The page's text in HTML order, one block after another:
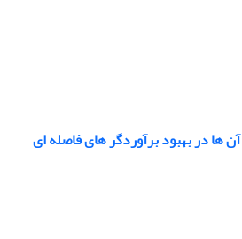
ها در بهبود برآوردگر های فاصله ای